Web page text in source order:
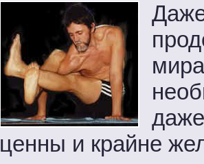
ценны и крайне